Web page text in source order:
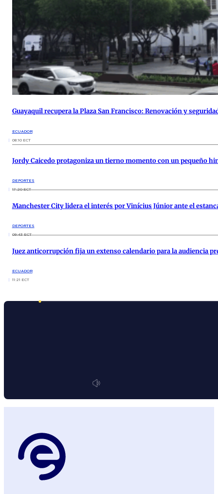
Guayaquil recupera la Plaza San Francisco: Renovación y
ECUADOR
08:10 ECT
Jordy Caicedo protagoniza un tierno momento con un pequeño
DEPORTES
17:20 ECT
Manchester City lidera el interés por Vinícius Júnior ante el
DEPORTES
09:43 ECT
Juez anticorrupción fija un extenso calendario para la audiencia
ECUADOR
11:21 ECT